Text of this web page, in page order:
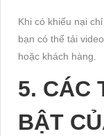
Khi có khiếu nại
bạn có thể tải
hoặc khách hàng.
5. CÁC
BẬT